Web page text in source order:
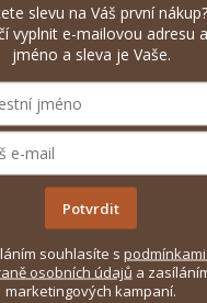
v
k
y
v
p
s
u
slevu na Váš první nákup?
vyplnit e-mailovou adresu a
jméno a sleva je Vaše.
Potvrdit
souhlasíte s podmínkami
osobních údajů a
marketingových kampaní.